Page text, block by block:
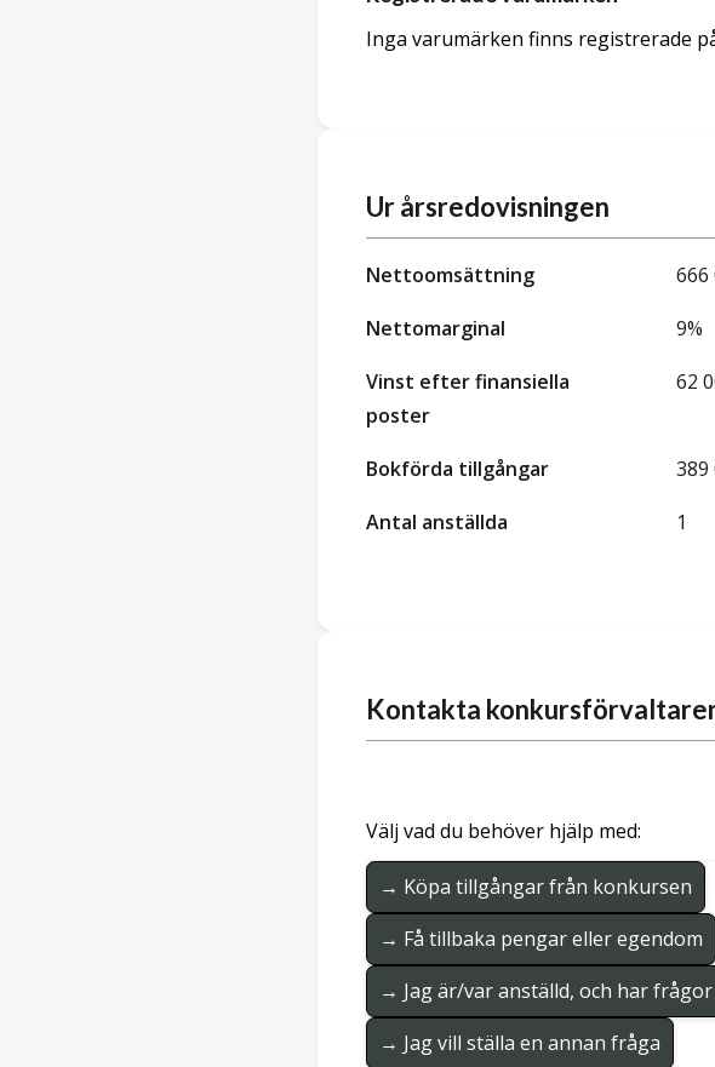
Inga varumärken finns registrerade
Ur årsredovisningen
Nettoomsättning
666
Nettomarginal
9%
Vinst efter finansiella
poster
62
Bokförda tillgångar
389
Antal anställda
1
Kontakta
Välj vad du behöver hjälp med:
→ Köpa tillgångar från konkursen
→ Få tillbaka pengar eller egendom
→ Jag är/var anställd, och har frågor
→ Jag vill ställa en annan fråga